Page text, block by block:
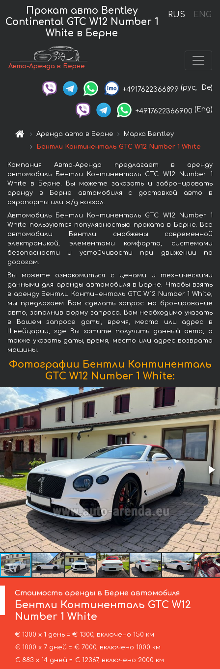
RUS ENG
Прокат авто Bentley
Continental GTC W12 Number 1
White в Берне
Авто-Аренда в Берне
+4917622366899 (рус, De)
+4917622366900 (Eng)
Аренда авто в Берне
Марка Bentley
Бентли Континенталь GTC W12 Number 1 White
Компания Авто-Аренда предлагает в аренду
автомобиль Бентли Континенталь GTC W12 Number 1
White в Берне. Вы можете заказать и забронировать
аренду в Берне автомобиля с доставкой авто в
аэропорты или ж/д вокзал.
Автомобиль Бентли Континенталь GTC W12 Number 1
White пользуются популярностью проката в Берне. Все
автомобили Бентли снабжены современной
электроникой, элементами комфорта, системами
безопасности и устойчивости при движении по
дорогам.
Вы можете ознакомиться с ценами и техническими
данными для аренды автомобиля в Берне. Чтобы взять
в аренду Бентли Континенталь GTC W12 Number 1 White,
мы предлагаем Вам сделать запрос на бронирование
авто, заполнив форму запроса. Вам необходимо указать
в Вашем запросе даты, время, место или адрес в
Швейцарии, где Вы хотите получить данный авто, а
также указать даты, время, место или адрес возврата
машины.
Фотографии Бентли Континенталь
GTC W12 Number 1 White:
Стоимость аренды в Берне автомобиля
Бентли Континенталь GTC W12
Number 1 White
€ 1300 х 1 день = € 1300, включено 150 км
€ 1000 х 7 дней = € 7000, включено 1000 км
€ 883 х 14 дней = € 12367, включено 2000 км